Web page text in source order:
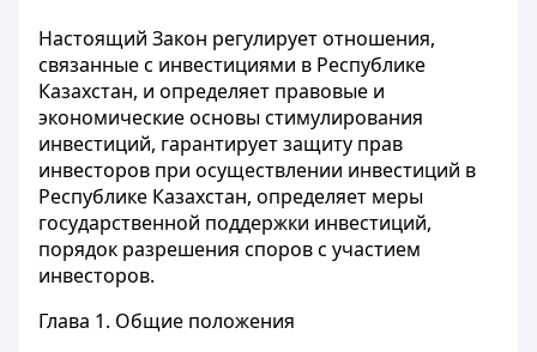
Настоящий Закон регулирует отношения,
связанные с инвестициями в Республике
Казахстан, и определяет правовые и
экономические основы стимулирования
инвестиций, гарантирует защиту прав
инвесторов при осуществлении инвестиций в
Республике Казахстан, определяет меры
государственной поддержки инвестиций,
порядок разрешения споров с участием
инвесторов.
Глава 1. Общие положения